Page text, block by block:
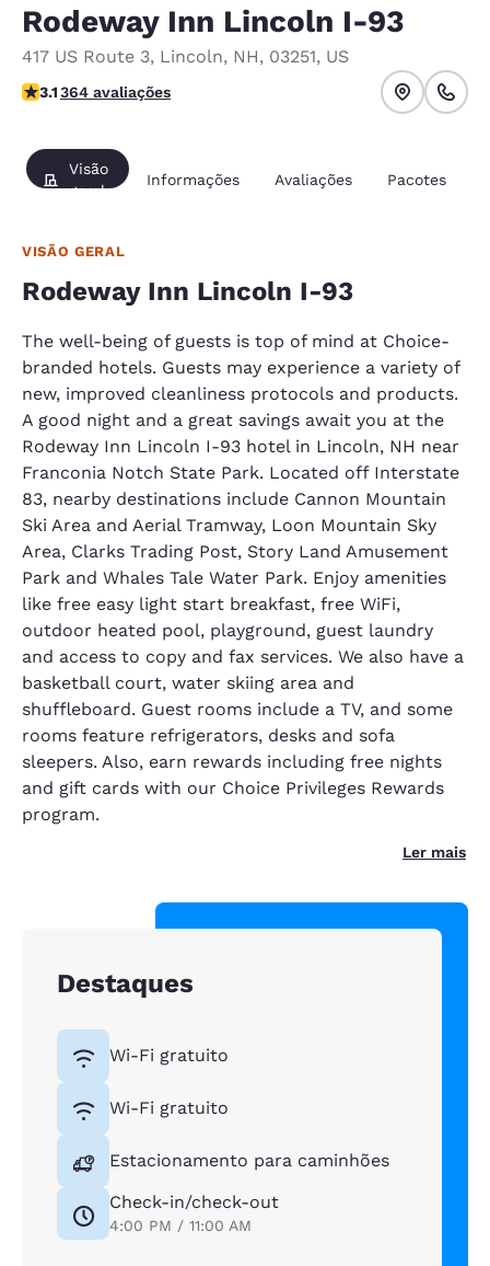
Rodeway Inn Lincoln I-93
417 US Route 3, Lincoln, NH, 03251, US
classificação 3.13 estrelas. Bom.
3.1364 avaliações
Visão
geral
Informações Avaliações Pacotes
VISÃO GERAL
Rodeway Inn Lincoln I-93
The well-being of guests is top of mind at Choice-
branded hotels. Guests may experience a variety of
new, improved cleanliness protocols and products.
A good night and a great savings await you at the
Rodeway Inn Lincoln I-93 hotel in Lincoln, NH near
Franconia Notch State Park. Located off Interstate
83, nearby destinations include Cannon Mountain
Ski Area and Aerial Tramway, Loon Mountain Sky
Area, Clarks Trading Post, Story Land Amusement
Park and Whales Tale Water Park. Enjoy amenities
like free easy light start breakfast, free WiFi,
outdoor heated pool, playground, guest laundry
and access to copy and fax services. We also have a
basketball court, water skiing area and
shuffleboard. Guest rooms include a TV, and some
rooms feature refrigerators, desks and sofa
sleepers. Also, earn rewards including free nights
and gift cards with our Choice Privileges Rewards
program.
Ler mais
Destaques
Wi-Fi gratuito
Wi-Fi gratuito
Estacionamento para caminhões
Check-in/check-out
4:00 PM / 11:00 AM